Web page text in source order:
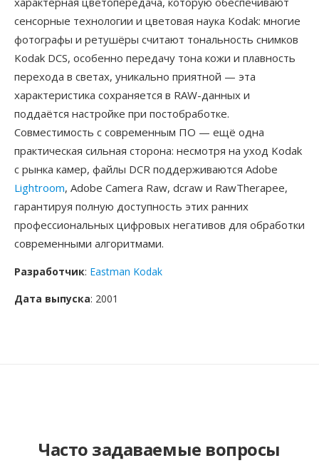
сенсорные технологии и цветовая наука Kodak: многие
фотографы и ретушёры считают тональность снимков
Kodak DCS, особенно передачу тона кожи и плавность
перехода в светах, уникально приятной — эта
характеристика сохраняется в RAW-данных и
поддаётся настройке при постобработке.
Совместимость с современным ПО — ещё одна
практическая сильная сторона: несмотря на уход Kodak
с рынка камер, файлы DCR поддерживаются Adobe
Lightroom, Adobe Camera Raw, dcraw и RawTherapee,
гарантируя полную доступность этих ранних
профессиональных цифровых негативов для обработки
современными алгоритмами.
Разработчик: Eastman Kodak
Дата выпуска: 2001
Часто задаваемые вопросы